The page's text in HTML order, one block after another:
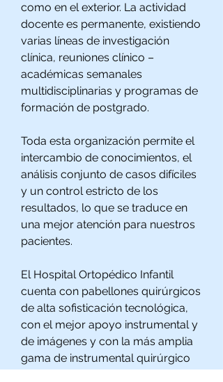
como en el exterior. La actividad
docente es permanente, existiendo
varias líneas de investigación
clínica, reuniones clínico –
académicas semanales
multidisciplinarias y programas de
formación de postgrado.
Toda esta organización permite el
intercambio de conocimientos, el
análisis conjunto de casos difíciles
y un control estricto de los
resultados, lo que se traduce en
una mejor atención para nuestros
pacientes.
El Hospital Ortopédico Infantil
cuenta con pabellones quirúrgicos
de alta sofisticación tecnológica,
con el mejor apoyo instrumental y
de imágenes y con la más amplia
gama de instrumental quirúrgico